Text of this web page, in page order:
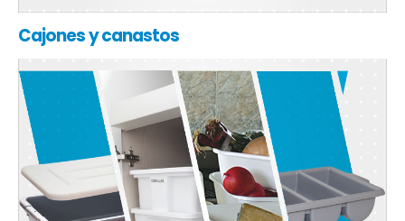
Cajones y canastos